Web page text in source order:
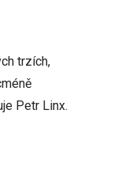
trzích,
Petr Linx.